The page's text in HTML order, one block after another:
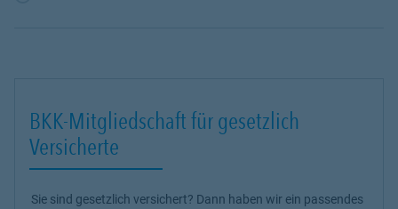
BKK-Mitgliedschaft für gesetzlich
Versicherte
Sie sind gesetzlich versichert? Dann haben wir ein passendes